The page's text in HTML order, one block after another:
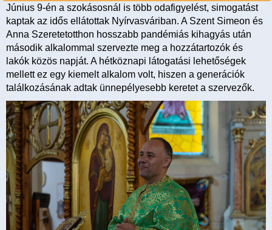
Június 9-én a szokásosnál is több odafigyelést, simogatást
kaptak az idős ellátottak Nyírvasváriban. A Szent Simeon és
Anna Szeretetotthon hosszabb pandémiás kihagyás után
második alkalommal szervezte meg a hozzátartozók és
lakók közös napját. A hétköznapi látogatási lehetőségek
mellett ez egy kiemelt alkalom volt, hiszen a generációk
találkozásának adtak ünnepélyesebb keretet a szervezők.